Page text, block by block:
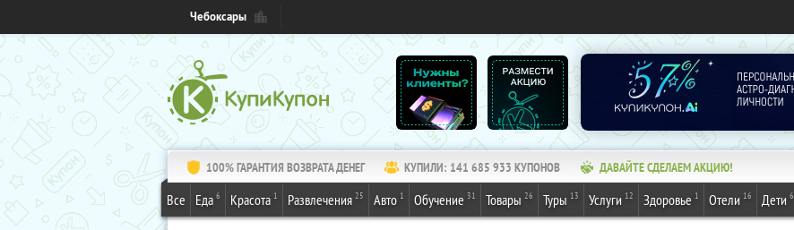
Чебоксары
100% ГАРАНТИЯ ВОЗВРАТА ДЕНЕГ КУПИЛИ: 141 685 933 КУПОНОВ ДАВАЙТЕ СДЕЛАЕМ АКЦИЮ!
Все Еда 6 Красота 1 Развлечения 25 Авто 1 Обучение 31 Товары 26 Туры 13 Услуги 12 Здоровье 1 Отели 16 Дети 6